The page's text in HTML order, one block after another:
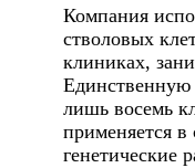
Компания
стволовых
клиниках,
Единственную
лишь восемь
применяется в
генетические